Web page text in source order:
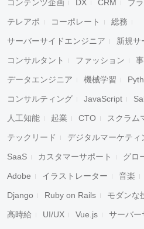
コンテンツ企画 DX CRM ブ
テレアポ コーポレート 総務
サーバーサイドエンジニア 新規サ
コンサルタント ファッション
データエンジニア 機械学習
コンサルティング JavaScript
人工知能 起業 CTO スクラム
テックリード デジタルマーケティ
SaaS カスタマーサポート グロ
Adobe イラストレーター 音楽
Django Ruby on Rails モダンな
高時給 UI/UX Vue.js サーバー